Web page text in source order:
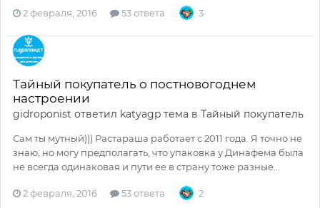
2 февраля, 2016 53 ответа 3
Тайный покупатель о постновогоднем
настроении
gidroponist ответил katyagp тема в Тайный покупатель
Сам ты мутный))) Растараша работает с 2011 года. Я точно не
знаю, но могу предполагать, что упаковка у Динафема была
не всегда одинаковая и пути ее в страну тоже разные...
2 февраля, 2016 53 ответа 2